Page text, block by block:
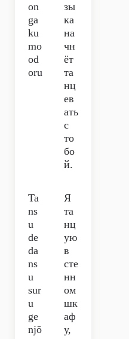
on
ga
ku
mo
od
oru
зы
ка
на
чн
ёт
та
нц
ев
ать
с
то
бо
й.
Ta
ns
u
de
da
ns
u
sur
u
ge
njō
Я
та
нц
ую
в
сте
нн
ом
шк
аф
у,